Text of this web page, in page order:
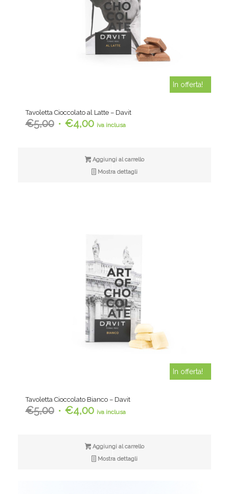
Tavoletta Cioccolato al Latte – Davit
€5,00 Il €4,00Il
è:
€4,00.
iva inclusa
In offerta!
Aggiungi al carrello
Mostra dettagli
Tavoletta Cioccolato Bianco – Davit
€5,00 Il €4,00Il
è:
€4,00.
iva inclusa
In offerta!
Aggiungi al carrello
Mostra dettagli